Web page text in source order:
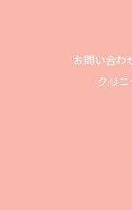
お問い合わ
クリ